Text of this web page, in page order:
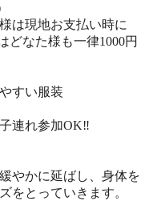
は現地お支払い時に
どなた様も一律1000円
すい服装
連れ参加OK‼︎
やかに延ばし、身体を
をとっていきます。